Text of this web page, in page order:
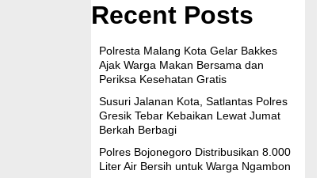
Recent Posts
Polresta Malang Kota Gelar Bakkes
Ajak Warga Makan Bersama dan
Periksa Kesehatan Gratis
Susuri Jalanan Kota, Satlantas Polres
Gresik Tebar Kebaikan Lewat Jumat
Berkah Berbagi
Polres Bojonegoro Distribusikan 8.000
Liter Air Bersih untuk Warga Ngambon